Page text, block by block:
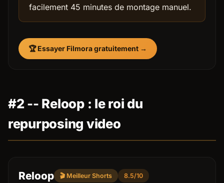
facilement 45 minutes de montage manuel.
🏆 Essayer Filmora gratuitement →
#2 -- Reloop : le roi du
repurposing video
Reloop 🎬 Meilleur Shorts 8.5/10